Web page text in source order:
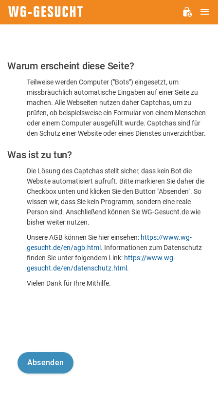
Bitte
dass
sind
Warum erscheint diese Seite?
Teilweise werden Computer ("Bots") eingesetzt, um
missbräuchlich automatische Eingaben auf einer Seite zu
machen. Alle Webseiten nutzen daher Captchas, um zu
prüfen, ob beispielsweise ein Formular von einem Menschen
oder einem Computer ausgefüllt wurde. Captchas sind für
den Schutz einer Website oder eines Dienstes unverzichtbar.
Was ist zu tun?
Die Lösung des Captchas stellt sicher, dass kein Bot die
Website automatisiert aufruft. Bitte markieren Sie daher die
Checkbox unten und klicken Sie den Button "Absenden". So
wissen wir, dass Sie kein Programm, sondern eine reale
Person sind. Anschließend können Sie WG-Gesucht.de wie
bisher weiter nutzen.
Unsere AGB können Sie hier einsehen: https://www.wg-
gesucht.de/en/agb.html . Informationen zum Datenschutz
finden Sie unter folgendem Link: https://www.wg-
gesucht.de/en/datenschutz.html .
Vielen Dank für Ihre Mithilfe.